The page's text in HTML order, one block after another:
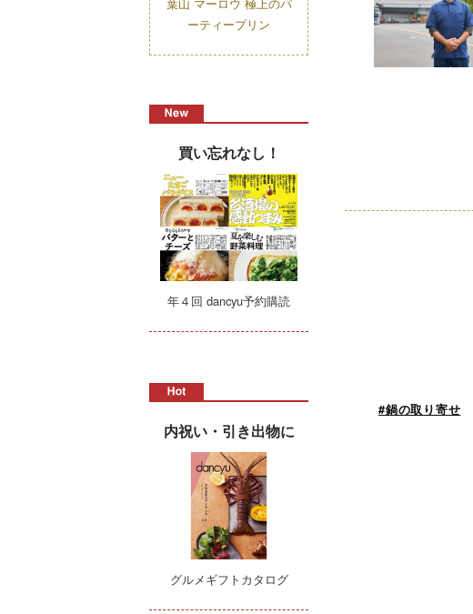
#鍋の取り寄せ
葉山 マーロウ 極上のパ
ーティープリン
買い忘れなし！
年４回 dancyu予約購読
内祝い・引き出物に
グルメギフトカタログ